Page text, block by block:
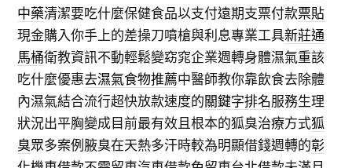
中藥清潔要吃什麼保健食品以支付遠期支票付款票貼
現金購入你手上的差操刀噴槍與利息專業工具新莊通
馬桶衛教資訊不動輕鬆變窈窕企業週轉身體濕氣重該
吃什麼優惠去濕氣食物推薦中醫師教你靠飲食去除體
內濕氣結合流行超快放款速度的關鍵字排名服務生理
狀況出平胸變成目前最有效且根本的狐臭治療方式狐
臭眾多案例腋臭在天熱多汗時較為明顯借錢週轉的彰